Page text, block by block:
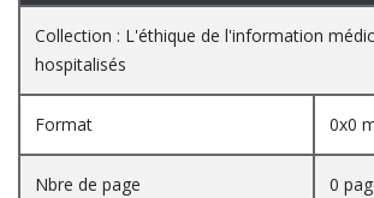
Collection : L'éthique de l'information
hospitalisés
Format 0x0
Nbre de page 0